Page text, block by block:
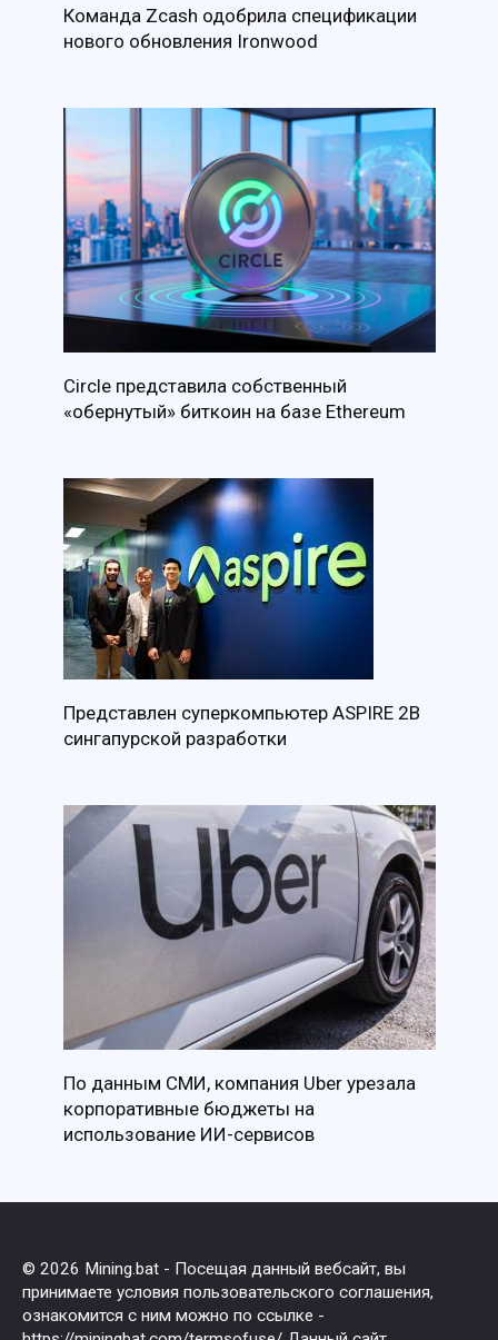
Команда Zcash одобрила спецификации
нового обновления Ironwood
Circle представила собственный
«обернутый» биткоин на базе Ethereum
Представлен суперкомпьютер ASPIRE 2B
сингапурской разработки
По данным СМИ, компания Uber урезала
корпоративные бюджеты на
использование ИИ-сервисов
© 2026 Mining.bat - Посещая данный вебсайт, вы
принимаете условия пользовательского соглашения,
ознакомится с ним можно по ссылке -